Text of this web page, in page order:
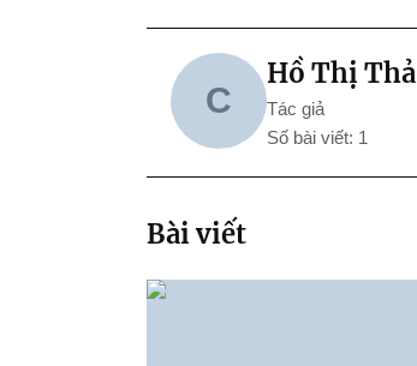
C
Hồ Thị
Tác giả
Số bài viết: 1
Bài viết